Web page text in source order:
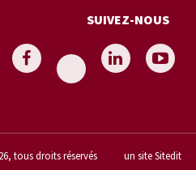
SUIVEZ-NOUS
tous droits réservés un site Sitedit